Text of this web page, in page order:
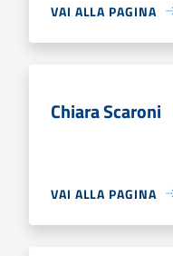
VAI ALLA PAGINA
Chiara Scaroni
VAI ALLA PAGINA